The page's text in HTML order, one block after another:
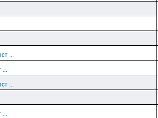
...
...
...
...
...